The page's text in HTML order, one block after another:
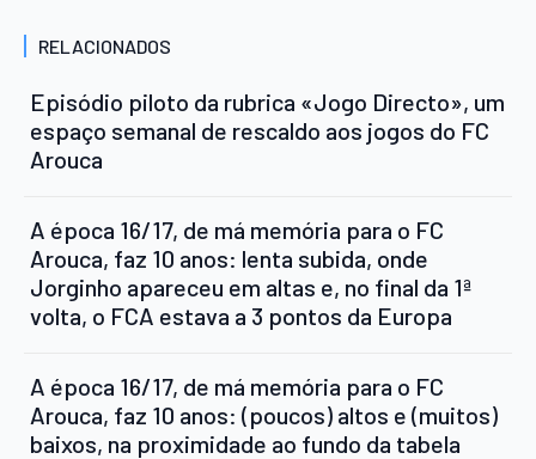
RELACIONADOS
Episódio piloto da rubrica «Jogo Directo», um
espaço semanal de rescaldo aos jogos do FC
Arouca
A época 16/17, de má memória para o FC
Arouca, faz 10 anos: lenta subida, onde
Jorginho apareceu em altas e, no final da 1ª
volta, o FCA estava a 3 pontos da Europa
A época 16/17, de má memória para o FC
Arouca, faz 10 anos: (poucos) altos e (muitos)
baixos, na proximidade ao fundo da tabela